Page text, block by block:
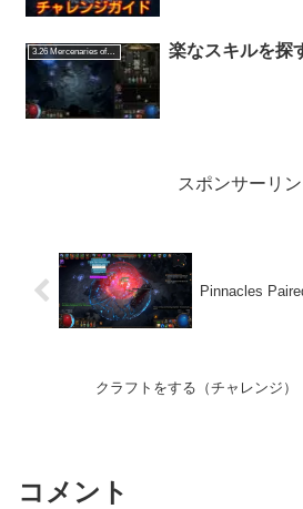
3.26 Mercenaries of Trarthus 楽なスキルを探
スポンサーリン
Pinnacles
クラフトをする（チャレンジ）
コメント